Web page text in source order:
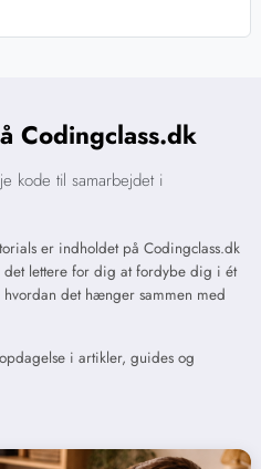
Codingclass.dk
kode til samarbejdet i
er indholdet på Codingclass.dk
det lettere for dig at fordybe dig i ét
det hænger sammen med
i artikler, guides og